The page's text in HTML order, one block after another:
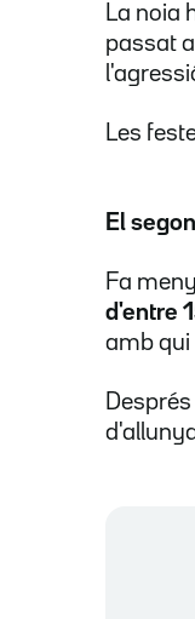
La noia
passat
Les
El
Fa
d'entre
amb qui